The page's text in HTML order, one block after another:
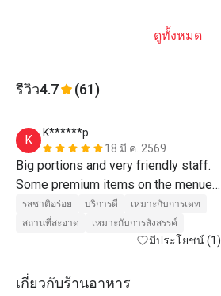
ดูทั้งหมด
รีวิว4.7 (61)
K
K******p
18 มี.ค. 2569
Big portions and very friendly staff.
Some premium items on the menue
are not included in Eatigo but still a
very big menue. Parking is available
for charge at the hotel next door.
รสชาติอร่อย บริการดี
เหมาะกับการเดท
สถานที่สะอาด
เหมาะกับการสังสรรค์
มีประโยชน์ (1)
เกี่ยวกับร้านอาหาร